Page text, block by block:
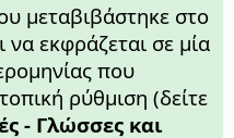
μεταβιβάστηκε στο
να εκφράζεται σε μία
που
ρύθμιση (δείτε
- Γλώσσες και